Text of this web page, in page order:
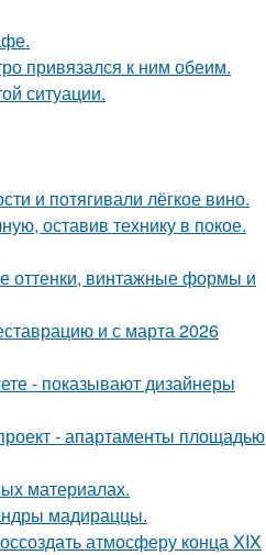
привязался к ним обеим.
ситуации.
и потягивали лёгкое вино.
оставив технику в покое.
оттенки, винтажные формы и
и с марта 2026
- показывают дизайнеры
- апартаменты площадью
материалах.
мадираццы.
атмосферу конца XIX